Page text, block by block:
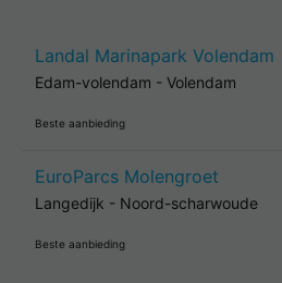
Landal Marinapark Volendam
Edam-volendam - Volendam
Beste aanbieding
EuroParcs Molengroet
Langedijk - Noord-scharwoude
Beste aanbieding